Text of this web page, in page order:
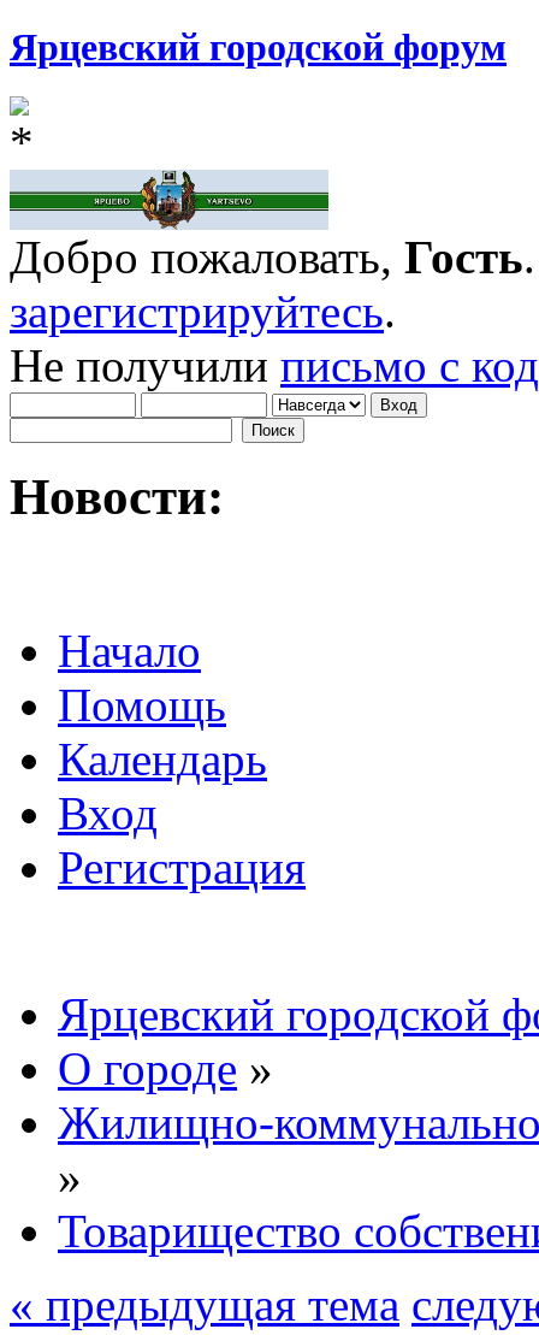
Ярцевский городской форум
Добро пожаловать, Гость
зарегистрируйтесь.
Не получили письмо с
Новости:
Начало
Помощь
Календарь
Вход
Регистрация
Ярцевский городской
О городе »
Жилищно-
»
Товарищество
« предыдущая тема